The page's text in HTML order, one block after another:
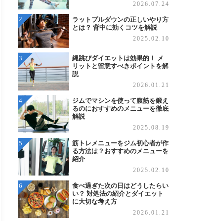
2026.07.24
ラットプルダウンの正しいやり方
とは？ 背中に効くコツを解説
2025.02.10
縄跳びダイエットは効果的！ メ
リットと留意すべきポイントを解
説
2026.01.21
ジムでマシンを使って腹筋を鍛え
るのにおすすめのメニューを徹底
解説
2025.08.19
筋トレメニューをジム初心者が作
る方法は？おすすめのメニューを
紹介
2025.02.10
食べ過ぎた次の日はどうしたらい
い？ 対処法の紹介とダイエット
に大切な考え方
2026.01.21